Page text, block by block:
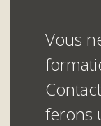
Vous
ferons